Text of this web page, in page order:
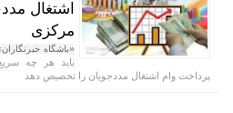
اشتغال
مرکزی
«باشگاه
باید هر چه
پرداخت وام اشتغال مددجویان را تخصیص دهد